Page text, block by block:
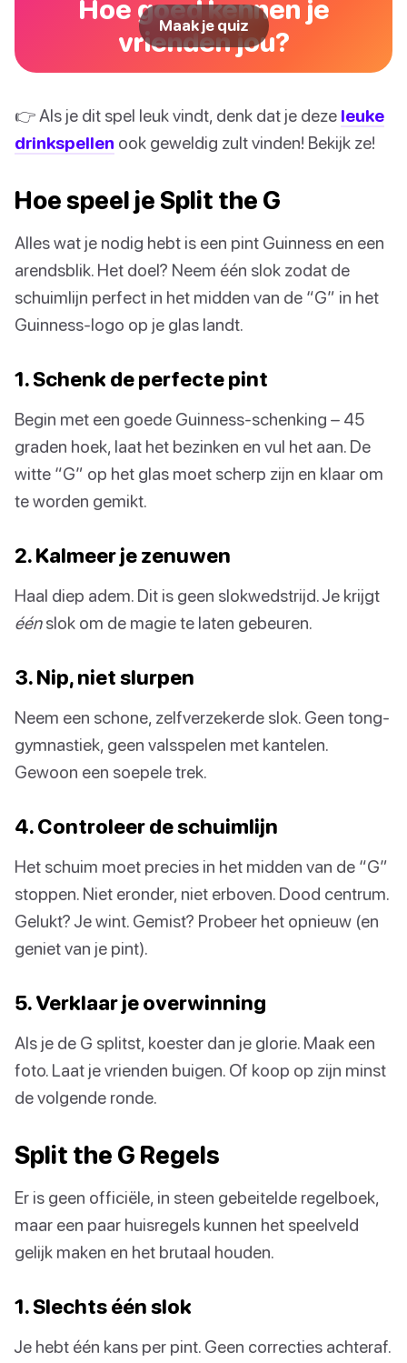
Hoe goed kennen je
vrienden jou?
Maak je quiz
👉 Als je dit spel leuk vindt, denk dat je deze leuke
drinkspellen ook geweldig zult vinden! Bekijk ze!
Hoe speel je Split the G
Alles wat je nodig hebt is een pint Guinness en een
arendsblik. Het doel? Neem één slok zodat de
schuimlijn perfect in het midden van de “G” in het
Guinness-logo op je glas landt.
1. Schenk de perfecte pint
Begin met een goede Guinness-schenking – 45
graden hoek, laat het bezinken en vul het aan. De
witte “G” op het glas moet scherp zijn en klaar om
te worden gemikt.
2. Kalmeer je zenuwen
Haal diep adem. Dit is geen slokwedstrijd. Je krijgt
éénslok om de magie te laten gebeuren.
3. Nip, niet slurpen
Neem een schone, zelfverzekerde slok. Geen tong-
gymnastiek, geen valsspelen met kantelen.
Gewoon een soepele trek.
4. Controleer de schuimlijn
Het schuim moet precies in het midden van de “G”
stoppen. Niet eronder, niet erboven. Dood centrum.
Gelukt? Je wint. Gemist? Probeer het opnieuw (en
geniet van je pint).
5. Verklaar je overwinning
Als je de G splitst, koester dan je glorie. Maak een
foto. Laat je vrienden buigen. Of koop op zijn minst
de volgende ronde.
Split the G Regels
Er is geen officiële, in steen gebeitelde regelboek,
maar een paar huisregels kunnen het speelveld
gelijk maken en het brutaal houden.
1. Slechts één slok
Je hebt één kans per pint. Geen correcties achteraf.